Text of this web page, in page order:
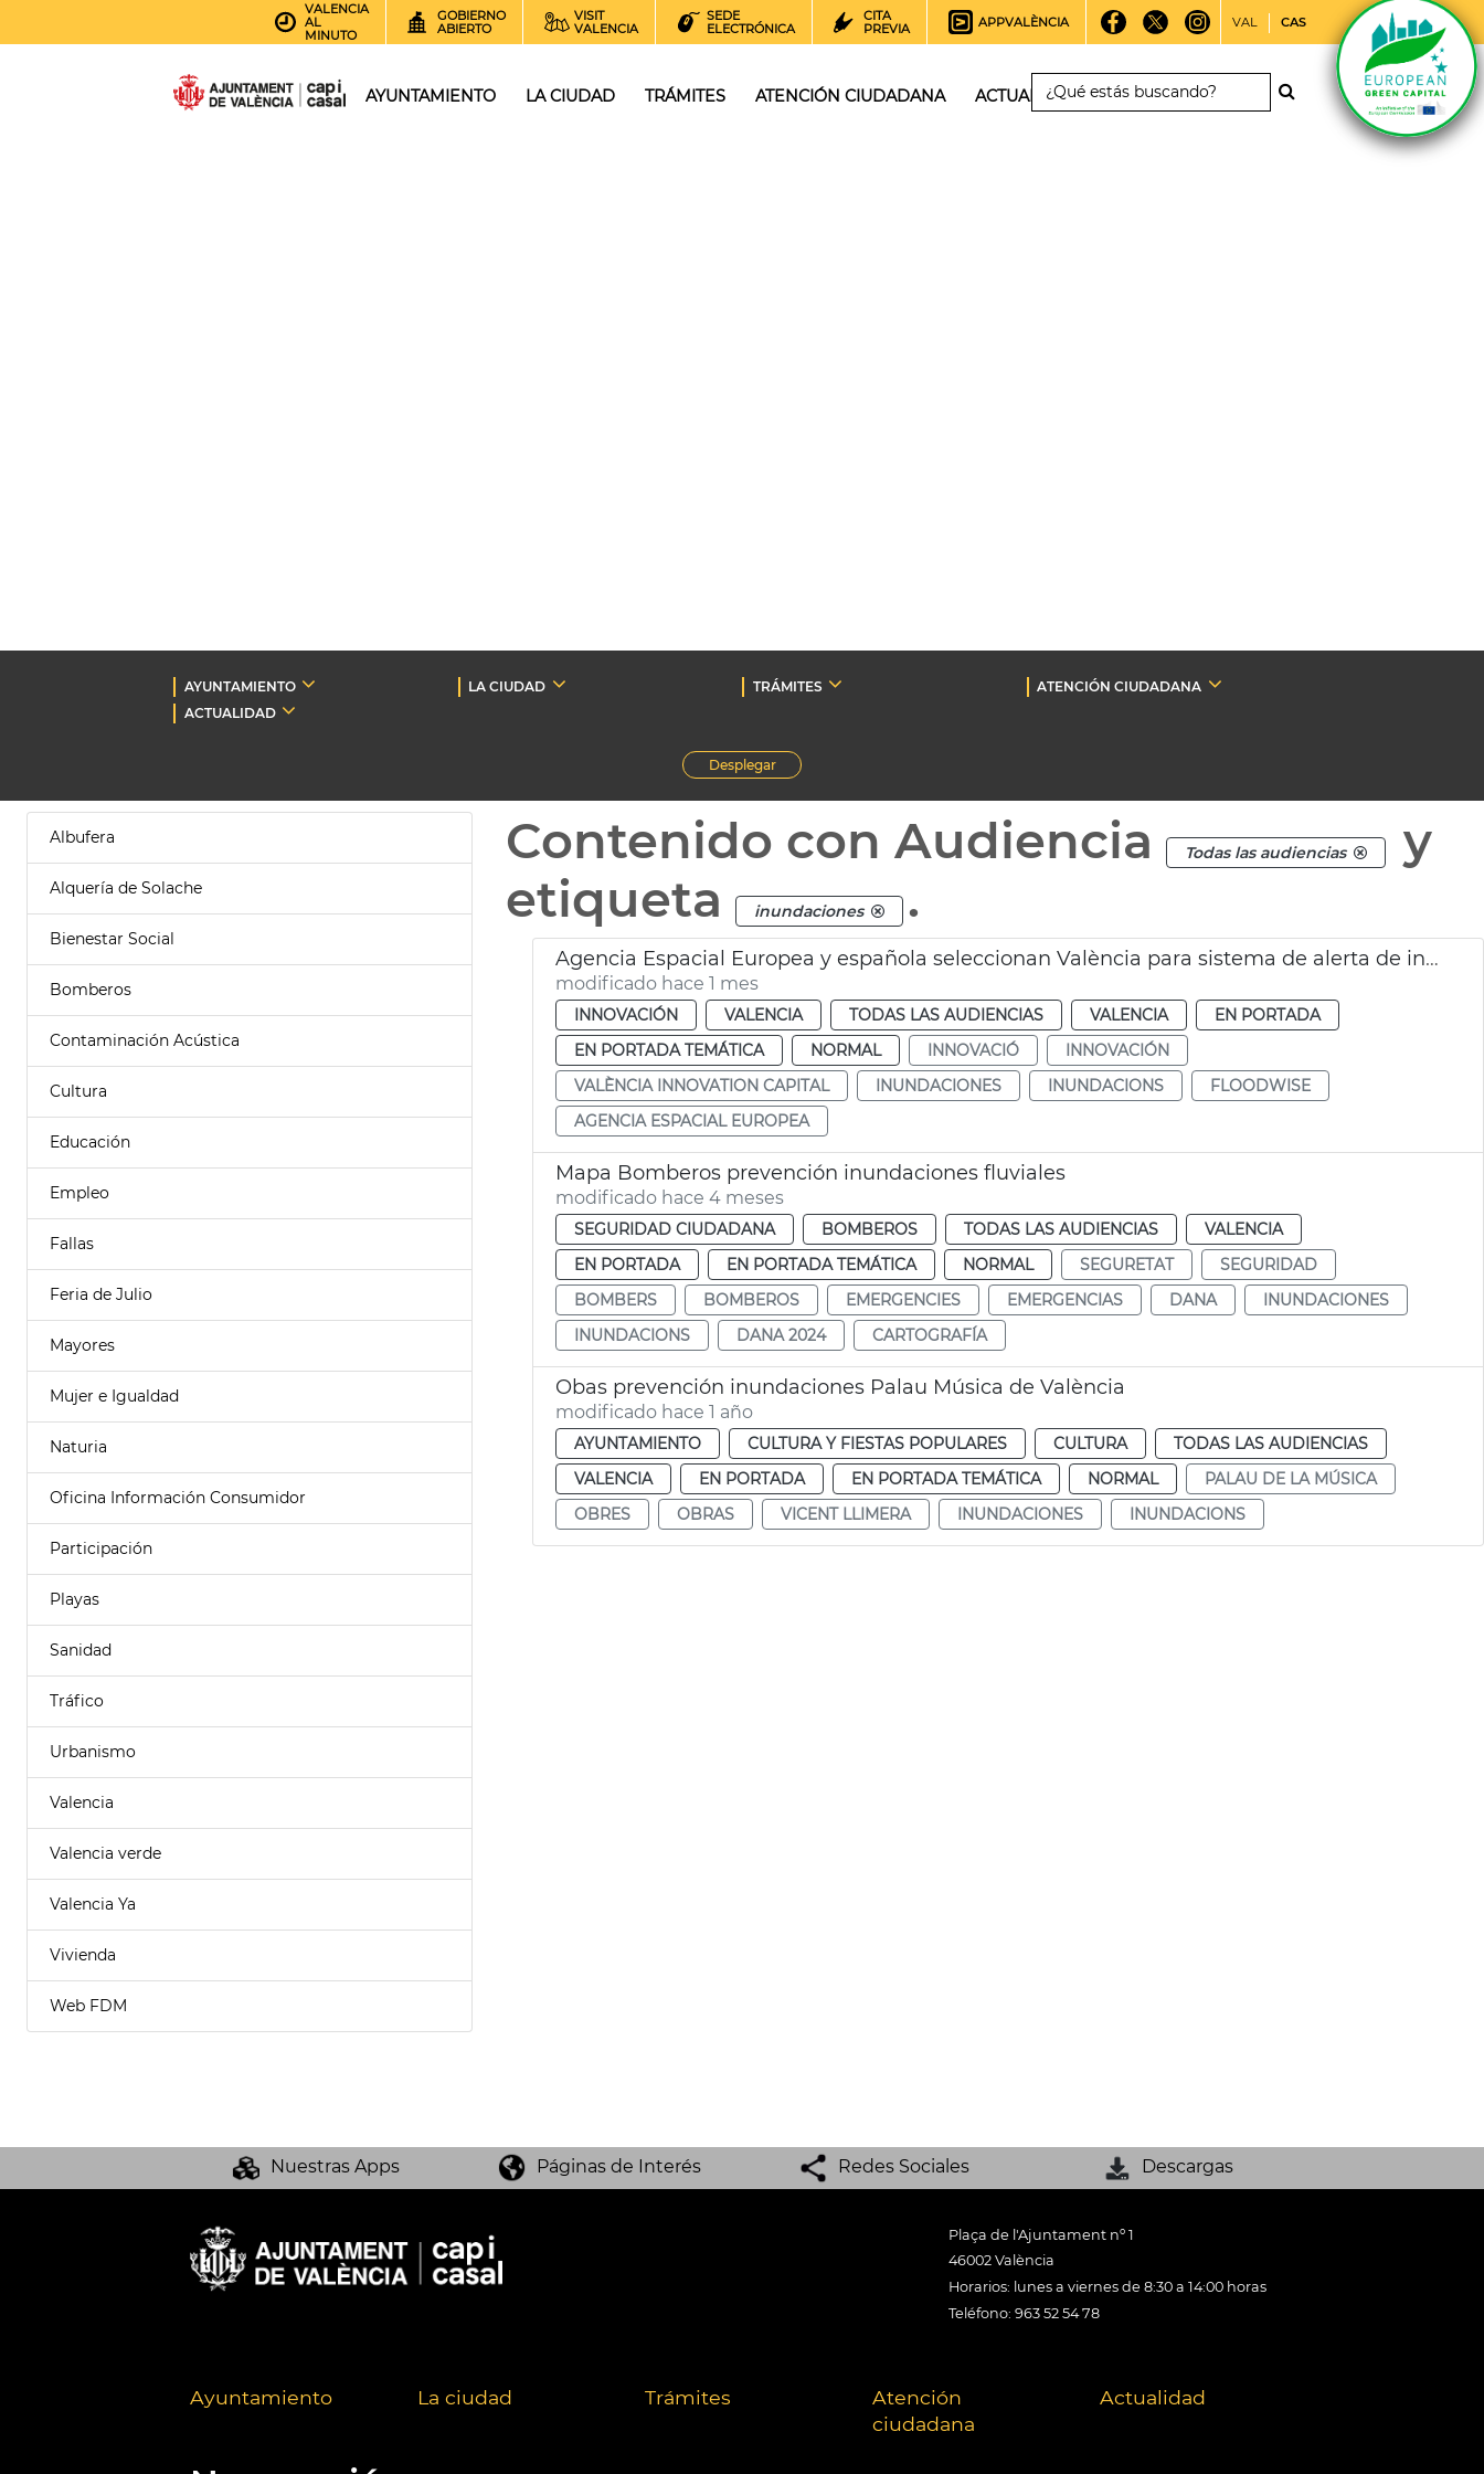
VALENCIA
AL
MINUTO
GOBIERNO
ABIERTO
VISIT
VALENCIA
SEDE
ELECTRÓNICA
CITA
PREVIA
APPVALÈNCIA VAL CAS
AYUNTAMIENTO LA CIUDAD TRÁMITES ATENCIÓN CIUDADANA ACTUALIDAD
AYUNTAMIENTO LA CIUDAD TRÁMITES
ATENCIÓN CIUDADANA
ACTUALIDAD
Desplegar
Albufera
Alquería de Solache
Bienestar Social
Bomberos
Contaminación Acústica
Cultura
Educación
Empleo
Fallas
Feria de Julio
Mayores
Mujer e Igualdad
Naturia
Oficina Información Consumidor
Participación
Playas
Sanidad
Tráfico
Urbanismo
Valencia
Valencia verde
Valencia Ya
Vivienda
Web FDM
Contenido con Audiencia Todas las audiencias
y
etiqueta
inundaciones .
Agencia Espacial Europea y española seleccionan València para sistema de alerta de inundaciones
modificado hace 1 mes
INNOVACIÓN VALENCIA TODAS LAS AUDIENCIAS VALENCIA
EN PORTADA
EN PORTADA TEMÁTICA
NORMAL INNOVACIÓ
INNOVACIÓN
VALÈNCIA INNOVATION CAPITAL
INUNDACIONES INUNDACIONS
FLOODWISE
AGENCIA ESPACIAL EUROPEA
Mapa Bomberos prevención inundaciones fluviales
modificado hace 4 meses
SEGURIDAD CIUDADANA BOMBEROS TODAS LAS AUDIENCIAS
VALENCIA
EN PORTADA
EN PORTADA TEMÁTICA NORMAL SEGURETAT
SEGURIDAD
BOMBERS
BOMBEROS EMERGENCIES EMERGENCIAS DANA
INUNDACIONES
INUNDACIONS
DANA 2024 CARTOGRAFÍA
Obas prevención inundaciones Palau Música de València
modificado hace 1 año
AYUNTAMIENTO CULTURA Y FIESTAS POPULARES CULTURA
TODAS LAS AUDIENCIAS
VALENCIA
EN PORTADA EN PORTADA TEMÁTICA NORMAL
PALAU DE LA MÚSICA
OBRES
OBRAS VICENT LLIMERA INUNDACIONES INUNDACIONS
Nuestras Apps Páginas de Interés Redes Sociales Descargas
Plaça de l'Ajuntament nº 1
46002 València
Horarios: lunes a viernes de 8:30 a 14:00 horas
Teléfono: 963 52 54 78
Ayuntamiento La ciudad Trámites
Atención
ciudadana
Actualidad